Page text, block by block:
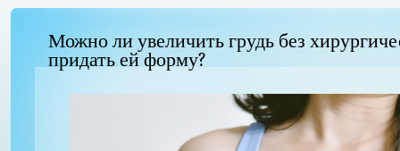
Можно ли увеличить грудь без
придать ей форму?